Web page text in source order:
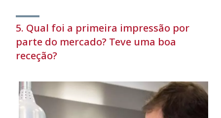
5. Qual foi a primeira impressão por
parte do mercado? Teve uma boa
receção?